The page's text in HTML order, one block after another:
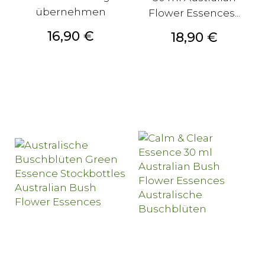
übernehmen
Preis
16,90 €
Flower Essences...
Preis
18,90 €